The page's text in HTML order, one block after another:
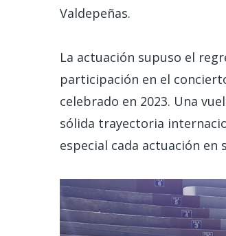
Valdepeñas.
La actuación supuso el
participación en el
celebrado en 2023. Una
sólida trayectoria
especial cada actuación en